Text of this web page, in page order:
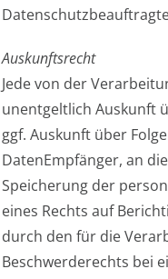
Auskunftsrecht
Jede von der
unentgeltlich Auskunft
ggf. Auskunft über
DatenEmpfänger, an
Speicherung der
eines Rechts auf
durch den für die
Beschwerderechts bei